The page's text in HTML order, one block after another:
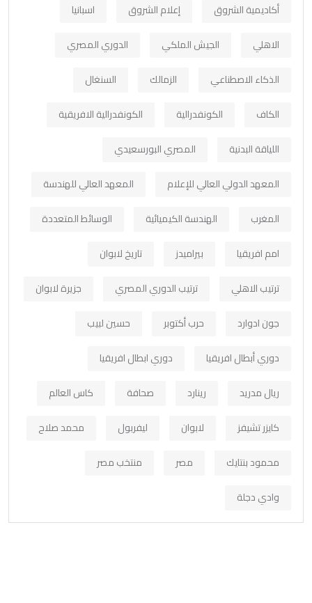
أكاديمية الشروق
إعلام الشروق
اسبانيا
الاهلي
الجيش الملكي
الدوري المصري
الذكاء الاصطناعي
الزمالك
السنغال
الكاف
الكونفدرالية
الكونفدرالية الافريقية
اللياقة البدنية
المصري البورسعيدي
المعهد الدولي العالي للإعلام
المعهد العالي للهندسة
المغرب
الهندسة الكيميائية
الوسائط المتعددة
امم افريقيا
بيراميدز
تاريخ لابوان
ترتيب الاهلي
ترتيب الدوري المصري
جزيرة لابوان
جون ادوارد
حرب أكتوبر
حسين لبيب
دوري أبطال افريقيا
دوري ابطال افريقيا
ريال مدريد
رينارد صحافة
كاس العالم
كايزر تشيفز
لابوان ليفربول
محمد صلاح
محمود بنتايك
مصر
منتخب مصر
وادي دجلة